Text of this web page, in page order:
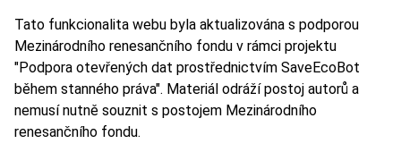
Tato funkcionalita webu byla aktualizována s podporou
Mezinárodního renesančního fondu v rámci projektu
"Podpora otevřených dat prostřednictvím SaveEcoBot
během stanného práva". Materiál odráží postoj autorů a
nemusí nutně souznit s postojem Mezinárodního
renesančního fondu.